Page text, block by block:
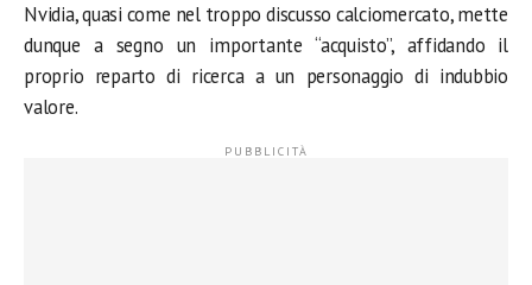
Nvidia, quasi come nel troppo discusso calciomercato, mette
dunque a segno un importante “acquisto”, affidando il
proprio reparto di ricerca a un personaggio di indubbio
valore.